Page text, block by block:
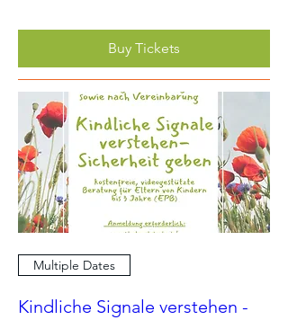
Buy Tickets
Multiple Dates
Kindliche Signale verstehen -